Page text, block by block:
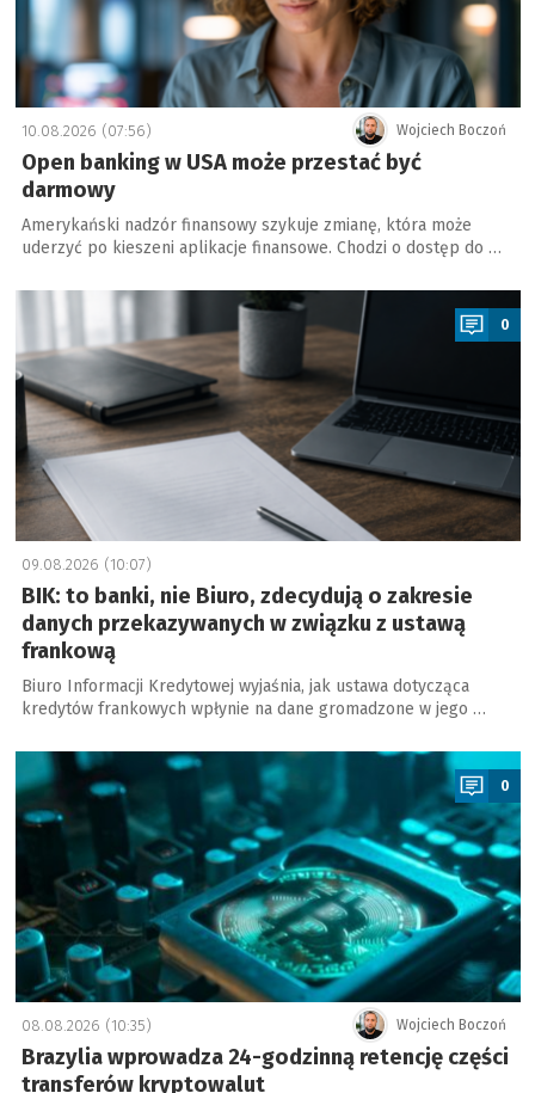
Wojciech Boczoń
10.08.2026 (07:56)
Open banking w USA może przestać być
darmowy
Amerykański nadzór finansowy szykuje zmianę, która może
uderzyć po kieszeni aplikacje finansowe. Chodzi o dostęp do …
a
0
09.08.2026 (10:07)
BIK: to banki, nie Biuro, zdecydują o zakresie
danych przekazywanych w związku z ustawą
frankową
Biuro Informacji Kredytowej wyjaśnia, jak ustawa dotycząca
kredytów frankowych wpłynie na dane gromadzone w jego …
a
0
Wojciech Boczoń
08.08.2026 (10:35)
Brazylia wprowadza 24-godzinną retencję części
transferów kryptowalut